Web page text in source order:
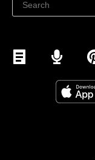
Sælg på Instagram